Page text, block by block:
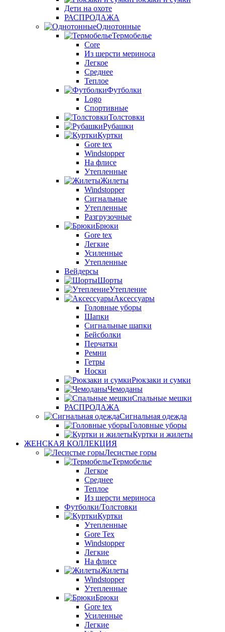
Дети на охоте
РАСПРОДАЖА
Однотонные
Термобелье
Core
Из шерсти мериноса
Легкое
Среднее
Теплое
Футболки
Logo
Спортивные
Толстовки
Рубашки
Куртки
Gore tex
Windstopper
На флисе
Утепленные
Жилеты
Windstopper
Сигнальные
Утепленные
Разгрузочные
Брюки
Gore tex
Легкие
Усиленные
Утепленные
Вейдерсы
Шорты
Утепление
Аксессуары
Головные уборы
Шапки
Сигнальные шапки
Бейсболки
Перчатки
Ремни
Гетры
Носки
Рюкзаки и сумки
Чемоданы
Спальные мешки
РАСПРОДАЖА
Сигнальная одежда
Головные уборы
Куртки и жилеты
ЖЕНСКАЯ КОЛЛЕКЦИЯ
Лесистые горы
Термобелье
Легкое
Среднее
Теплое
Из шерсти мериноса
Футболки/Толстовки
Куртки
Утепленные
Gore Tex
Windstopper
Легкие
На флисе
Жилеты
Windstopper
Утепленные
Брюки
Gore tex
Усиленные
Легкие